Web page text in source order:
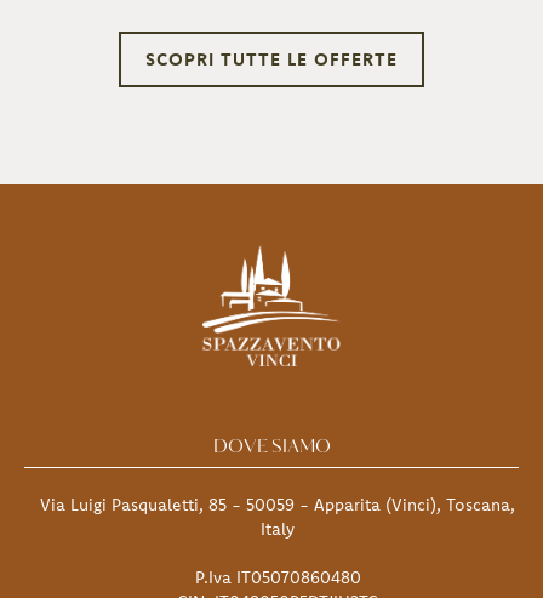
SCOPRI TUTTE LE OFFERTE
DOVE SIAMO
Via Luigi Pasqualetti, 85 - 50059 - Apparita (Vinci), Toscana,
Italy
P.Iva IT05070860480